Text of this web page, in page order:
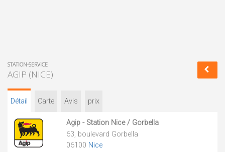
STATION-SERVICE
AGIP (NICE)
Détail Carte Avis prix
Agip - Station Nice / Gorbella
63, boulevard Gorbella
06100 Nice